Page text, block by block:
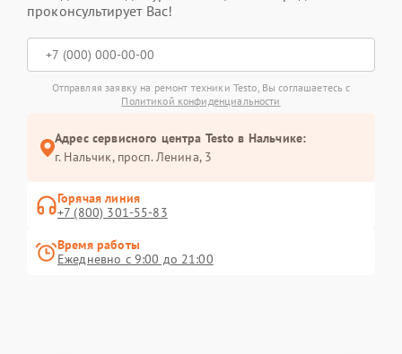
проконсультирует Вас!
Отправляя заявку на ремонт техники Testo, Вы соглашаетесь с
Политикой конфиденциальности
Адрес сервисного центра Testo в Нальчике:
г. Нальчик, просп. Ленина, 3
Горячая линия
+7 (800) 301-55-83
Время работы
Ежедневно с 9:00 до 21:00